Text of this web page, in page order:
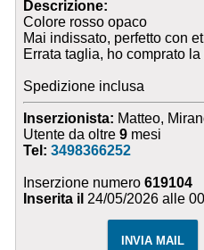
Descrizione:
Colore rosso opaco
Mai indissato, perfetto con
Errata taglia, ho comprato la
Spedizione inclusa
Inserzionista: Matteo,
Utente da oltre9 mesi
Tel:3498366252
Inserzione numero619104
Inserita il 24/05/2026 alle
INVIA MAIL